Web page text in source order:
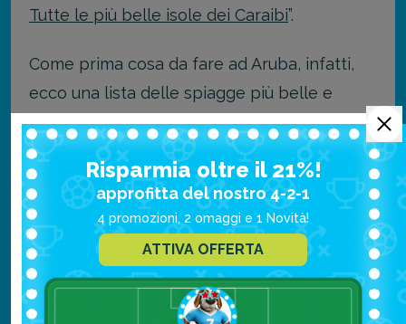
Tutte le più belle isole dei Caraibi”.
Come prima cosa da fare ad Aruba, infatti,
ecco una lista delle spiagge più belle e
famose dove potersi godere una giornata o
due di mare.
Palm Eagle Beach
Palm Eagle Beach è la spiaggia più bianca di
tutta l’isola, ed è caratterizzata dalle palme
disseminate per tutta la costa che, oltre a
Risparmia oltre il 21%!
approfitta del nostro 4-2-1
4 promozioni, 2 omaggi e 1 Novità!
ATTIVA OFFERTA